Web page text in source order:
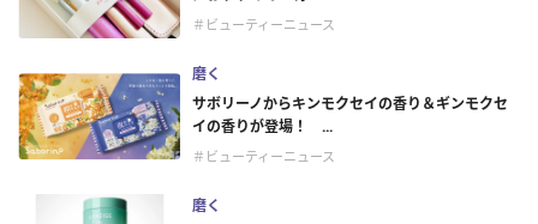
＃ビューティーニュース
磨く
サボリーノからキンモクセイの香り＆ギンモクセ
イの香りが登場！ ...
＃ビューティーニュース
磨く